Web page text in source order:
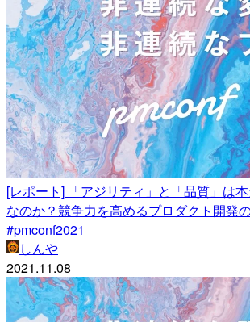
[レポート] 「アジリティ」と「品質」は
なのか？競争力を高めるプロダクト開発
#pmconf2021
しんや
2021.11.08